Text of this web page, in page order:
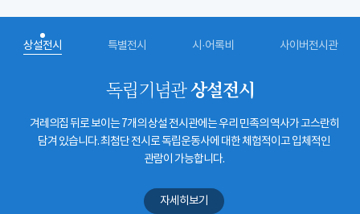
상설전시 특별전시 시·어록비 사이버전시관
독립기념관상설전시
겨레의집 뒤로 보이는 7개의 상설 전시관에는 우리 민족의 역사가 고스란히
담겨 있습니다. 최첨단 전시로 독립운동사에 대한 체험적이고 입체적인
관람이 가능합니다.
자세히보기